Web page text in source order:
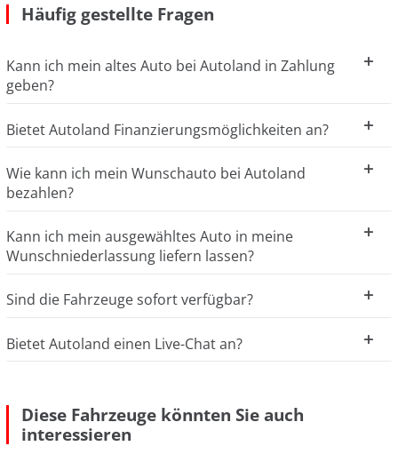
Häufig gestellte Fragen
Kann ich mein altes Auto bei Autoland in Zahlung
geben?
Bietet Autoland Finanzierungsmöglichkeiten an?
Wie kann ich mein Wunschauto bei Autoland
bezahlen?
Kann ich mein ausgewähltes Auto in meine
Wunschniederlassung liefern lassen?
Sind die Fahrzeuge sofort verfügbar?
Bietet Autoland einen Live-Chat an?
Diese Fahrzeuge könnten Sie auch
interessieren